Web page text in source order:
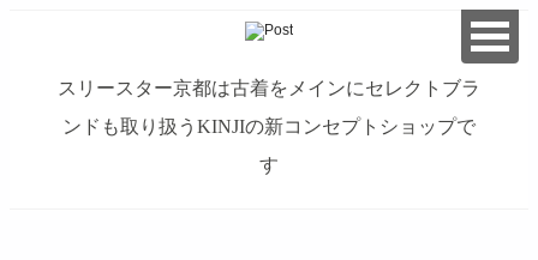
スリースター京都は古着をメインにセレクトブラ
ンドも取り扱うKINJIの新コンセプトショップで
す